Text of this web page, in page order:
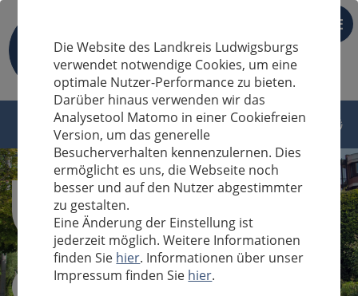
DE
Sucheingabe
Die Website des Landkreis Ludwigsburgs
verwendet notwendige Cookies, um eine
optimale Nutzer-Performance zu bieten.
Darüber hinaus verwenden wir das
Analysetool Matomo in einer Cookiefreien
Version, um das generelle
Besucherverhalten kennenzulernen. Dies
ermöglicht es uns, die Webseite noch
besser und auf den Nutzer abgestimmter
zu gestalten.
Eine Änderung der Einstellung ist
jederzeit möglich. Weitere Informationen
finden Sie hier. Informationen über unser
Impressum finden Sie hier.